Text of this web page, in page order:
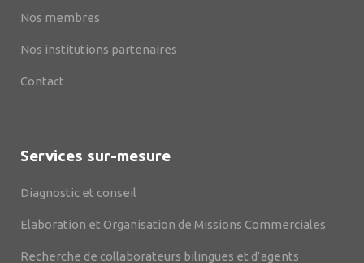
Nos membres
Nos institutions partenaires
Contact
Services sur-mesure
Diagnostic et conseil
Elaboration et Organisation de Missions Commerciales
Recherche de collaborateurs bilingues et d’agents